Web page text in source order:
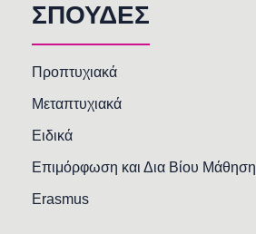
ΣΠΟΥΔΕΣ
Προπτυχιακά
Μεταπτυχιακά
Ειδικά
Επιμόρφωση και Δια Βίου Μάθηση
Erasmus